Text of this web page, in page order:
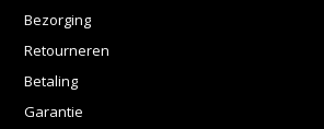
Bezorging
Retourneren
Betaling
Garantie